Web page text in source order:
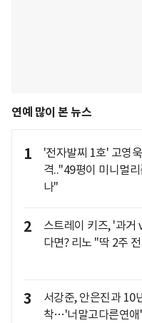
연예 많이 본 뉴스
1
'전자발찌 1호' 고영
격.."49평이 미니멀
나"
2
스트레이 키즈, '과거
다면? 리노 "딱 2주
3
서강준, 안은진과 10
착…'너말고다른연애'